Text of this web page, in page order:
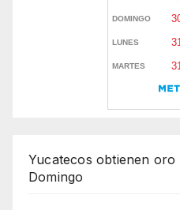
Yucatecos obtienen oro
Domingo